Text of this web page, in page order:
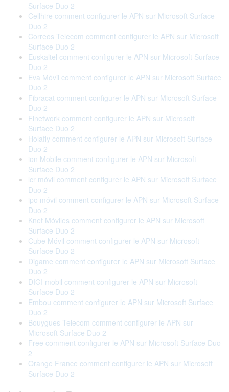
Surface Duo 2
Cellhire comment configurer le APN sur Microsoft Surface
Duo 2
Correos Telecom comment configurer le APN sur Microsoft
Surface Duo 2
Euskaltel comment configurer le APN sur Microsoft Surface
Duo 2
Eva Móvil comment configurer le APN sur Microsoft Surface
Duo 2
Fibracat comment configurer le APN sur Microsoft Surface
Duo 2
Finetwork comment configurer le APN sur Microsoft
Surface Duo 2
Holafly comment configurer le APN sur Microsoft Surface
Duo 2
ion Mobile comment configurer le APN sur Microsoft
Surface Duo 2
lcr móvil comment configurer le APN sur Microsoft Surface
Duo 2
ipo móvil comment configurer le APN sur Microsoft Surface
Duo 2
Knet Móviles comment configurer le APN sur Microsoft
Surface Duo 2
Cube Móvil comment configurer le APN sur Microsoft
Surface Duo 2
Digame comment configurer le APN sur Microsoft Surface
Duo 2
DIGI mobil comment configurer le APN sur Microsoft
Surface Duo 2
Embou comment configurer le APN sur Microsoft Surface
Duo 2
Bouygues Telecom comment configurer le APN sur
Microsoft Surface Duo 2
Free comment configurer le APN sur Microsoft Surface Duo
2
Orange France comment configurer le APN sur Microsoft
Surface Duo 2